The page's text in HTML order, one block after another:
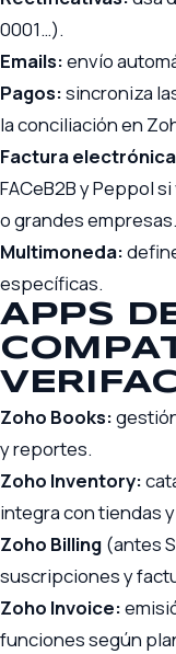
0001…).
Emails:envío
Pagos:sincroniza
la conciliación en
Factura
FACeB2B y Peppol
o grandes empresas.
Multimoneda:
específicas.
APPS
Zoho Books:
y reportes.
Zoho Inventory:
integra con tiendas
Zoho Billing (antes
suscripciones y
Zoho Invoice:
funciones según